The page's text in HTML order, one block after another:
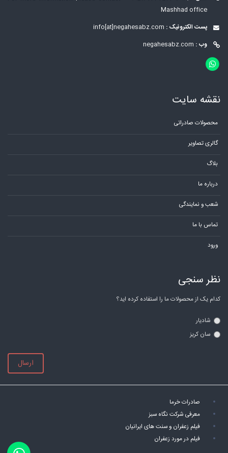
Mashhad office
پست الکترونیک : info[at]negahesabz.com
وب : negahesabz.com
نقشه سایت
محصولات صادراتی
گالری تصاویر
بلاگ
درباره ما
شعب و نمایندگی
تماس با ما
ورود
نظر سنجی
کدام یک از محصولات ما را استفاده کرده اید؟
شادیار
سان کریز
ارسال
صادرات خرما
معرفی شرکت نگاه سبز
فیلم زعفران و سنت های ایرانیان
فیلم در مورد زعفران